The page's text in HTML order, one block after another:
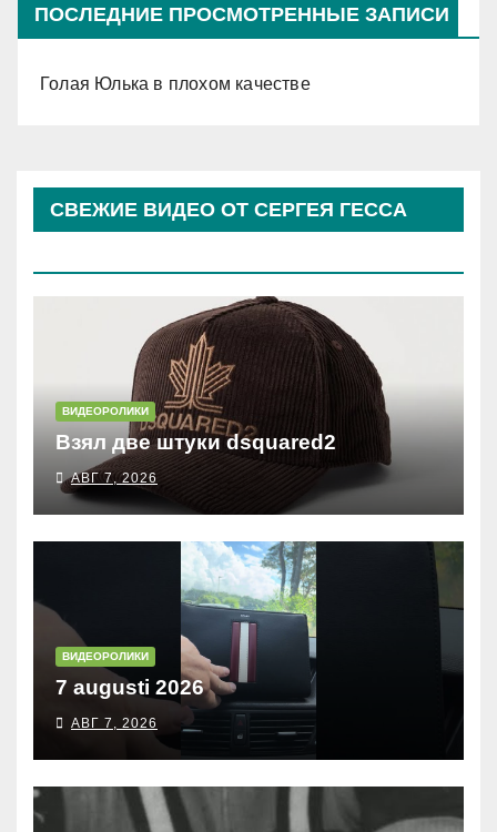
ПОСЛЕДНИЕ ПРОСМОТРЕННЫЕ ЗАПИСИ
Голая Юлька в плохом качестве
СВЕЖИЕ ВИДЕО ОТ СЕРГЕЯ ГЕССА
ВИДЕОРОЛИКИ
Взял две штуки dsquared2
АВГ 7, 2026
ВИДЕОРОЛИКИ
7 augusti 2026
АВГ 7, 2026